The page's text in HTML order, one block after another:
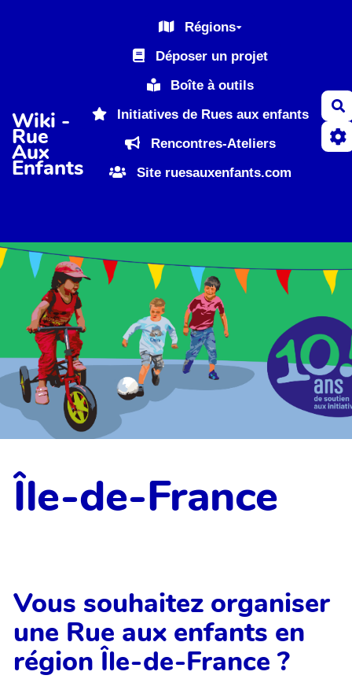
Aller au contenu principal
Wiki -
Rue
Aux
Enfants
Régions
Déposer un projet
Boîte à outils
Initiatives de Rues aux enfants
Rencontres-Ateliers
Site ruesauxenfants.com
Île-de-France
Vous souhaitez organiser
une Rue aux enfants en
région Île-de-France ?